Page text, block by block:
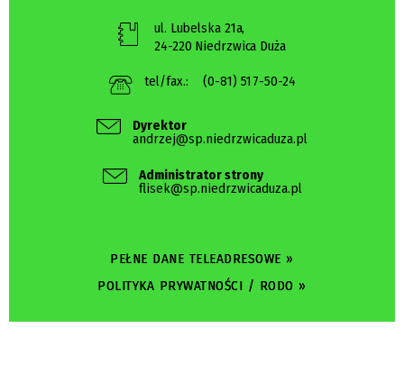
ul. Lubelska 21a,
24-220 Niedrzwica Duża
tel/fax.: (0-81) 517-50-24
Dyrektor
andrzej@sp.niedrzwicaduza.pl
Administrator strony
flisek@sp.niedrzwicaduza.pl
PEŁNE DANE TELEADRESOWE »
POLITYKA PRYWATNOŚCI / RODO »